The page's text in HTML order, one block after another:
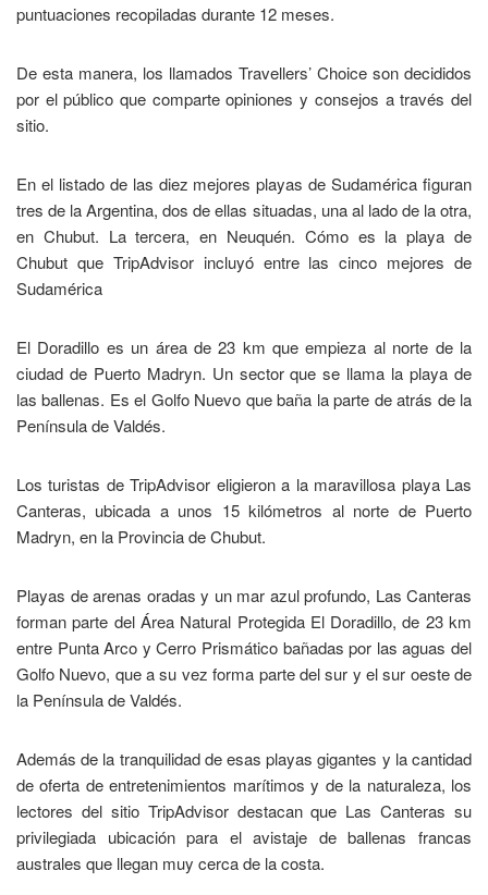
puntuaciones recopiladas durante 12 meses.
De esta manera, los llamados Travellers’ Choice son decididos
por el público que comparte opiniones y consejos a través del
sitio.
En el listado de las diez mejores playas de Sudamérica figuran
tres de la Argentina, dos de ellas situadas, una al lado de la otra,
en Chubut. La tercera, en Neuquén. Cómo es la playa de
Chubut que TripAdvisor incluyó entre las cinco mejores de
Sudamérica
El Doradillo es un área de 23 km que empieza al norte de la
ciudad de Puerto Madryn. Un sector que se llama la playa de
las ballenas. Es el Golfo Nuevo que baña la parte de atrás de la
Península de Valdés.
Los turistas de TripAdvisor eligieron a la maravillosa playa Las
Canteras, ubicada a unos 15 kilómetros al norte de Puerto
Madryn, en la Provincia de Chubut.
Playas de arenas oradas y un mar azul profundo, Las Canteras
forman parte del Área Natural Protegida El Doradillo, de 23 km
entre Punta Arco y Cerro Prismático bañadas por las aguas del
Golfo Nuevo, que a su vez forma parte del sur y el sur oeste de
la Península de Valdés.
Además de la tranquilidad de esas playas gigantes y la cantidad
de oferta de entretenimientos marítimos y de la naturaleza, los
lectores del sitio TripAdvisor destacan que Las Canteras su
privilegiada ubicación para el avistaje de ballenas francas
australes que llegan muy cerca de la costa.